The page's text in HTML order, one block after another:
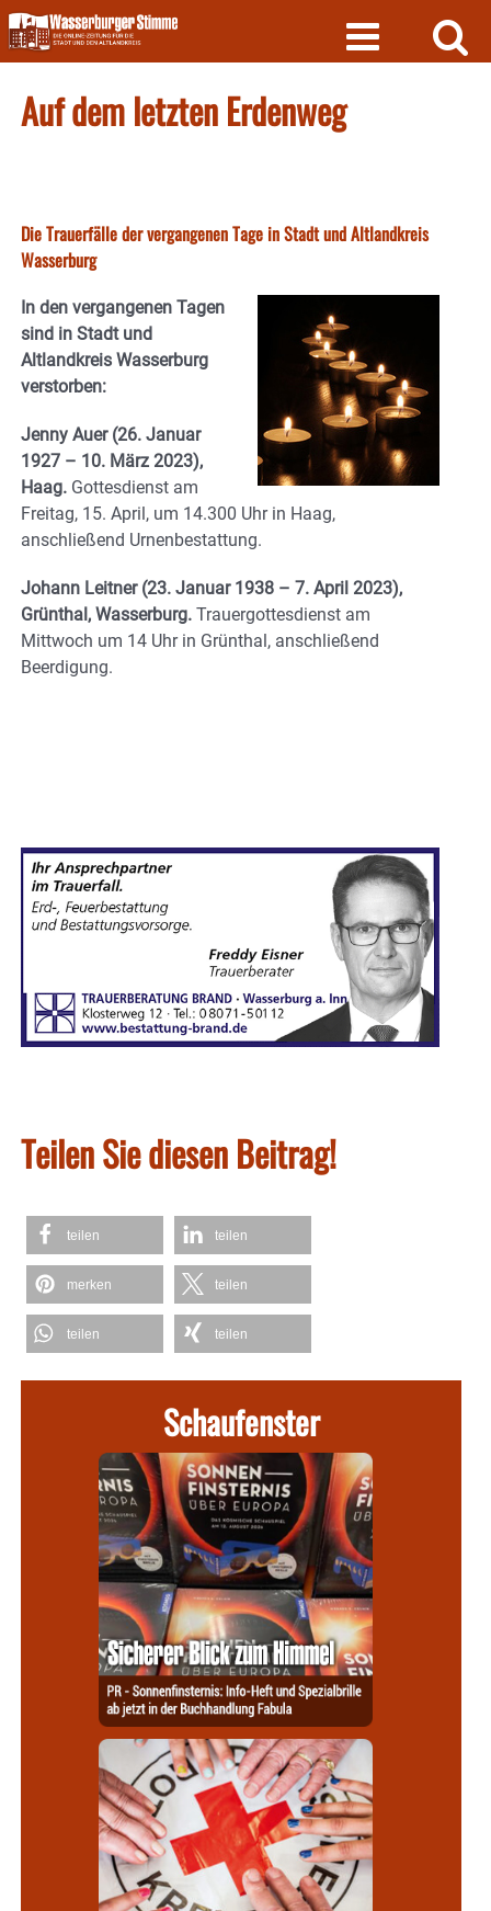
Skip
to
content
Auf dem letzten Erdenweg
Die Trauerfälle der vergangenen Tage in Stadt und Altlandkreis
Wasserburg
In den vergangenen Tagen
sind in Stadt und
Altlandkreis Wasserburg
verstorben:
Jenny Auer (26. Januar
1927 – 10. März 2023),
Haag. Gottesdienst am
Freitag, 15. April, um 14.300 Uhr in Haag,
anschließend Urnenbestattung.
Johann Leitner (23. Januar 1938 – 7. April 2023),
Grünthal, Wasserburg. Trauergottesdienst am
Mittwoch um 14 Uhr in Grünthal, anschließend
Beerdigung.
Teilen Sie diesen Beitrag!
teilen teilen
merken teilen
teilen teilen
Schaufenster